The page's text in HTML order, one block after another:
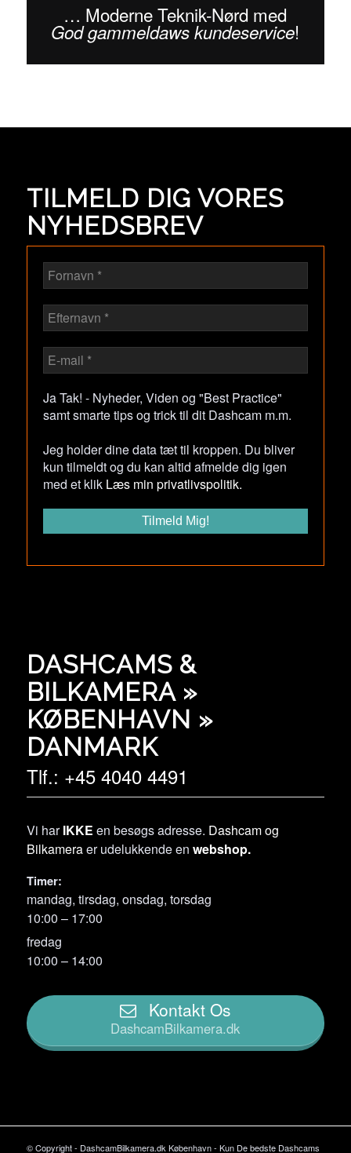
… Moderne Teknik-Nørd med
God gammeldaws kundeservice!
TILMELD DIG VORES
NYHEDSBREV
Ja Tak! - Nyheder, Viden og "Best Practice"
samt smarte tips og trick til dit Dashcam m.m.
Jeg holder dine data tæt til kroppen. Du bliver
kun tilmeldt og du kan altid afmelde dig igen
med et klik Læs min privatlivspolitik.
DASHCAMS &
BILKAMERA »
KØBENHAVN »
DANMARK
Tlf.: +45 4040 4491
Vi harIKKE en besøgs adresse. Dashcam og
Bilkameraer udelukkende en webshop.
Timer:
mandag, tirsdag, onsdag, torsdag
10:00 – 17:00
fredag
10:00 – 14:00
Kontakt Os
DashcamBilkamera.dk
© Copyright - DashcamBilkamera.dk København - Kun De bedste Dashcams